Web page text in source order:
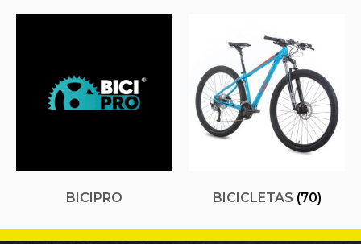
BICIPRO BICICLETAS (70)